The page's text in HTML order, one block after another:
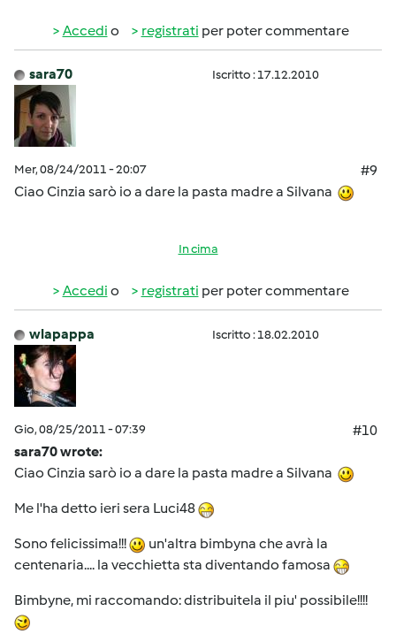
Accedi o registrati per poter commentare
sara70 Iscritto : 17.12.2010
Mer, 08/24/2011 - 20:07
#9
Ciao Cinzia sarò io a dare la pasta madre a Silvana
In cima
Accedi o registrati per poter commentare
wlapappa Iscritto : 18.02.2010
Gio, 08/25/2011 - 07:39
#10
sara70 wrote:
Ciao Cinzia sarò io a dare la pasta madre a Silvana
Me l'ha detto ieri sera Luci48
Sono felicissima!!!
un'altra bimbyna che avrà la
centenaria.... la vecchietta sta diventando famosa
Bimbyne, mi raccomando: distribuitela il piu' possibile!!!!